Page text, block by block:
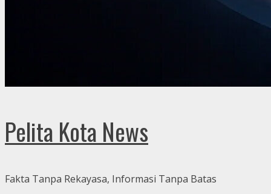
Pelita Kota News
Fakta Tanpa Rekayasa, Informasi Tanpa Batas